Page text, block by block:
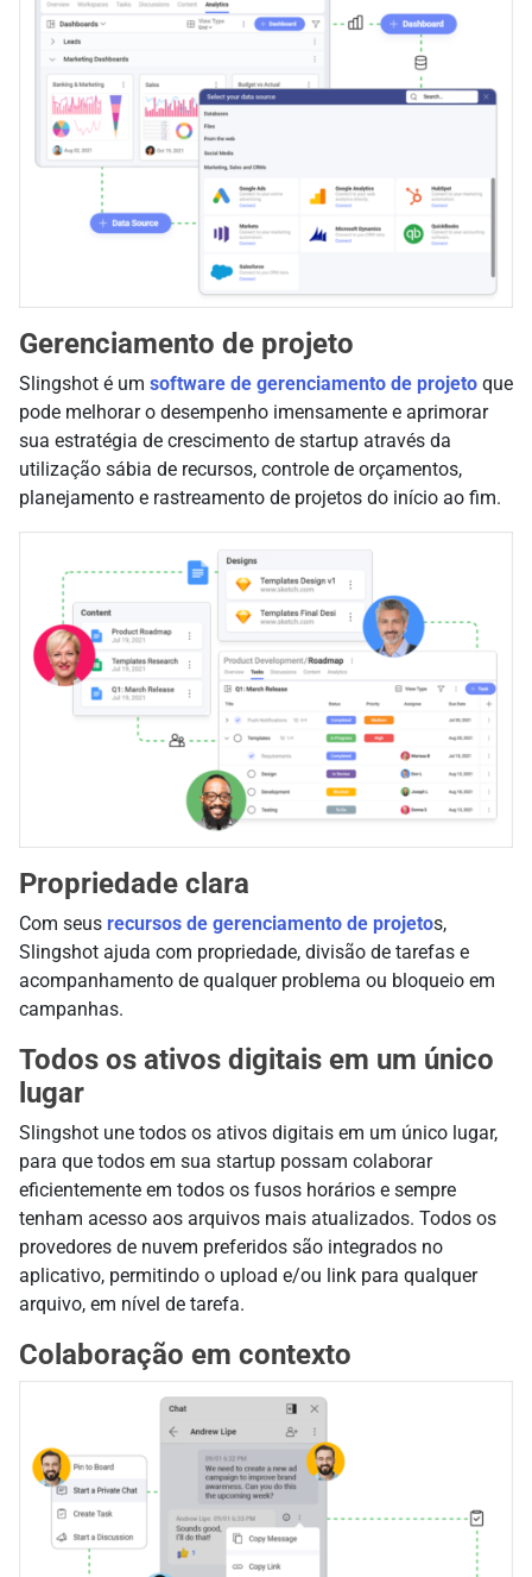
Gerenciamento de projeto
Slingshot é um software de gerenciamento de projeto que
pode melhorar o desempenho imensamente e aprimorar
sua estratégia de crescimento de startup através da
utilização sábia de recursos, controle de orçamentos,
planejamento e rastreamento de projetos do início ao fim.
Propriedade clara
Com seus recursos de gerenciamento de projetos,
Slingshot ajuda com propriedade, divisão de tarefas e
acompanhamento de qualquer problema ou bloqueio em
campanhas.
Todos os ativos digitais em um único
lugar
Slingshot une todos os ativos digitais em um único lugar,
para que todos em sua startup possam colaborar
eficientemente em todos os fusos horários e sempre
tenham acesso aos arquivos mais atualizados. Todos os
provedores de nuvem preferidos são integrados no
aplicativo, permitindo o upload e/ou link para qualquer
arquivo, em nível de tarefa.
Colaboração em contexto